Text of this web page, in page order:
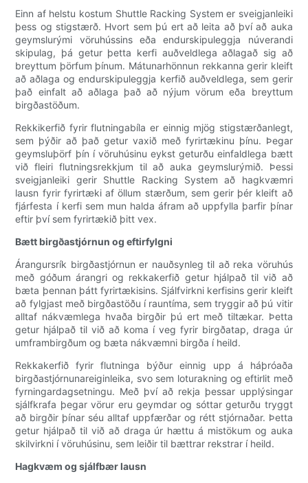
Einn af helstu kostum Shuttle Racking System er sveigjanleiki
þess og stigstærð. Hvort sem þú ert að leita að því að auka
geymslurými vöruhússins eða endurskipuleggja núverandi
skipulag, þá getur þetta kerfi auðveldlega aðlagað sig að
breyttum þörfum þínum. Mátunarhönnun rekkanna gerir kleift
að aðlaga og endurskipuleggja kerfið auðveldlega, sem gerir
það einfalt að aðlaga það að nýjum vörum eða breyttum
birgðastöðum.
Rekkikerfið fyrir flutningabíla er einnig mjög stigstærðanlegt,
sem þýðir að það getur vaxið með fyrirtækinu þínu. Þegar
geymsluþörf þín í vöruhúsinu eykst geturðu einfaldlega bætt
við fleiri flutningsrekkjum til að auka geymslurýmið. Þessi
sveigjanleiki gerir Shuttle Racking System að hagkvæmri
lausn fyrir fyrirtæki af öllum stærðum, sem gerir þér kleift að
fjárfesta í kerfi sem mun halda áfram að uppfylla þarfir þínar
eftir því sem fyrirtækið þitt vex.
Bætt birgðastjórnun og eftirfylgni
Árangursrík birgðastjórnun er nauðsynleg til að reka vöruhús
með góðum árangri og rekkakerfið getur hjálpað til við að
bæta þennan þátt fyrirtækisins. Sjálfvirkni kerfisins gerir kleift
að fylgjast með birgðastöðu í rauntíma, sem tryggir að þú vitir
alltaf nákvæmlega hvaða birgðir þú ert með tiltækar. Þetta
getur hjálpað til við að koma í veg fyrir birgðatap, draga úr
umframbirgðum og bæta nákvæmni birgða í heild.
Rekkakerfið fyrir flutninga býður einnig upp á háþróaða
birgðastjórnunareiginleika, svo sem loturakning og eftirlit með
fyrningardagsetningu. Með því að rekja þessar upplýsingar
sjálfkrafa þegar vörur eru geymdar og sóttar geturðu tryggt
að birgðir þínar séu alltaf uppfærðar og rétt stjórnaðar. Þetta
getur hjálpað til við að draga úr hættu á mistökum og auka
skilvirkni í vöruhúsinu, sem leiðir til bættrar rekstrar í heild.
Hagkvæm og sjálfbær lausn